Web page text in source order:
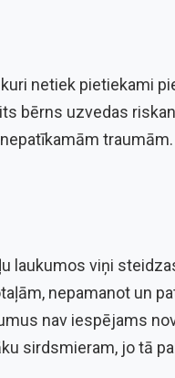
netiek pietiekami
bērns uzvedas
traumām.
laukumos viņi
nepamanot un
nav iespējams
sirdsmieram, jo tā